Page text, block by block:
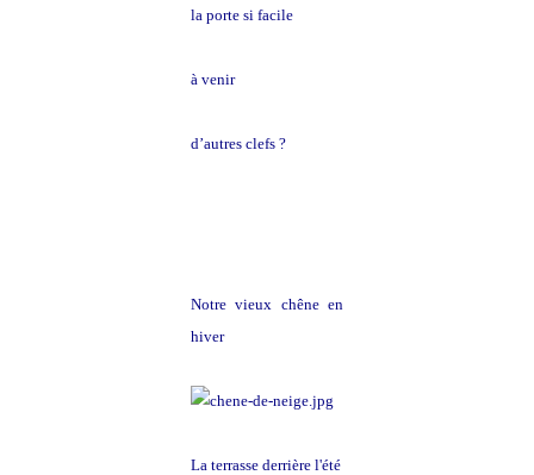
la porte si facile
à venir
d’autres clefs ?
Notre vieux chêne en
hiver
La terrasse derrière l'été